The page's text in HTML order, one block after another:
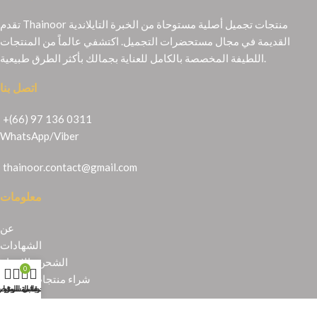
تقدم Thainoor منتجات تجميل أصلية مستوحاة من الخبرة التايلاندية
القديمة في مجال مستحضرات التجميل. اكتشفي عالماً من المنتجات
اللطيفة المخصصة بالكامل للعناية بجمالك بأكثر الطرق طبيعية.
اتصل بنا
+(66) 97 136 0311
WhatsApp/Viber
thainoor.contact@gmail.com
معلومات
عن
الشهادات
الشحن والإرجاع
شراء منتجات تايلندية
قائمة
0
عربة التسوق
حسابي